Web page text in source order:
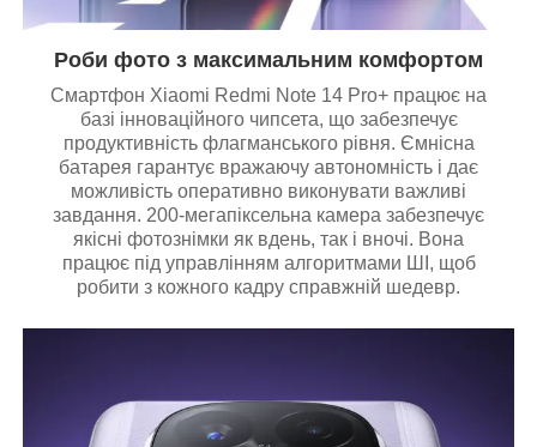
Роби фото з максимальним комфортом
Смартфон Xiaomi Redmi Note 14 Pro+ працює на
базі інноваційного чипсета, що забезпечує
продуктивність флагманського рівня. Ємнісна
батарея гарантує вражаючу автономність і дає
можливість оперативно виконувати важливі
завдання. 200-мегапіксельна камера забезпечує
якісні фотознімки як вдень, так і вночі. Вона
працює під управлінням алгоритмами ШІ, щоб
робити з кожного кадру справжній шедевр.